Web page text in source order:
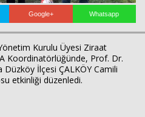
Google+ Whatsapp
Kurulu Üyesi Ziraat
Koordinatörlüğünde, Prof. Dr.
Düzköy İlçesi ÇALKÖY Camili
etkinliği düzenledi.